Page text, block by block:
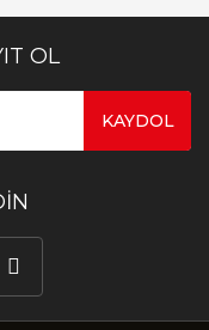
OL
KAYDOL